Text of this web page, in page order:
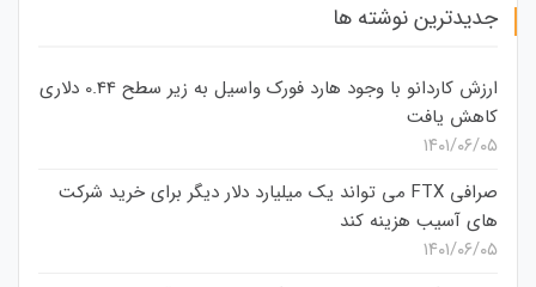
جدیدترین نوشته ها
ارزش کاردانو با وجود هارد فورک واسیل به زیر سطح 0.44 دلاری
کاهش یافت
۱۴۰۱/۰۶/۰۵
صرافی FTX می تواند یک میلیارد دلار دیگر برای خرید شرکت
های آسیب هزینه کند
۱۴۰۱/۰۶/۰۵